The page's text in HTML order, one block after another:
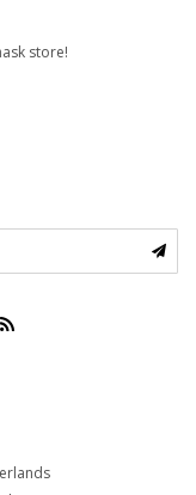
store!